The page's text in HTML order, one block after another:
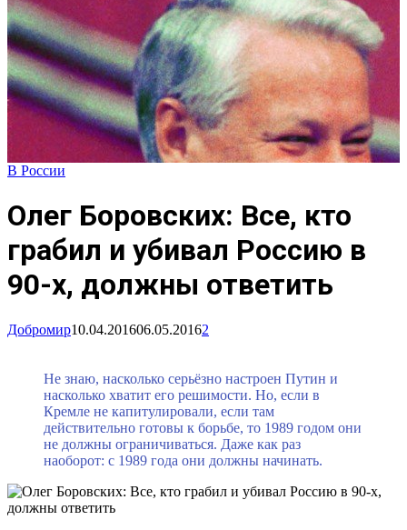
В России
Олег Боровских: Все, кто
грабил и убивал Россию в
90-х, должны ответить
Добромир10.04.201606.05.20162
Не знаю, насколько серьёзно настроен Путин и
насколько хватит его решимости. Но, если в
Кремле не капитулировали, если там
действительно готовы к борьбе, то 1989 годом они
не должны ограничиваться. Даже как раз
наоборот: с 1989 года они должны начинать.